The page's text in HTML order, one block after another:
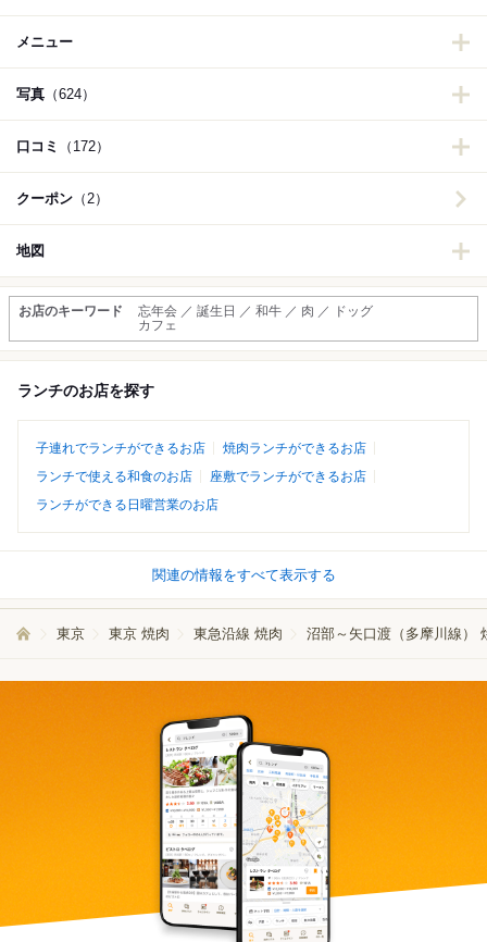
メニュー
写真 （624）
口コミ （172）
クーポン （2）
地図
お店のキーワード
忘年会 ／ 誕生日 ／ 和牛 ／ 肉 ／ ドッグ
カフェ
ランチのお店を探す
子連れでランチができるお店
焼肉ランチができるお店
ランチで使える和食のお店
座敷でランチができるお店
ランチができる日曜営業のお店
関連の情報をすべて表示する
東京 東京 焼肉 東急沿線 焼肉 沼部～矢口渡（多摩川線）